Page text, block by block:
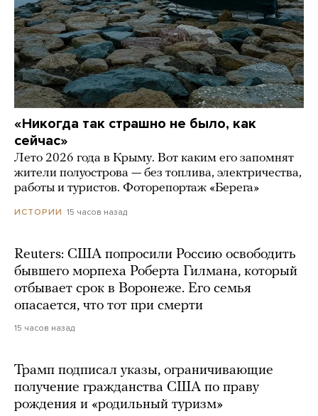
«Никогда так страшно не было, как
сейчас»
Лето 2026 года в Крыму. Вот каким его запомнят
жители полуострова — без топлива, электричества,
работы и туристов. Фоторепортаж «Берега»
ИСТОРИИ 15 часов назад
Reuters: США попросили Россию освободить
бывшего морпеха Роберта Гилмана, который
отбывает срок в Воронеже. Его семья
опасается, что тот при смерти
15 часов назад
Трамп подписал указы, ограничивающие
получение гражданства США по праву
рождения и «родильный туризм»